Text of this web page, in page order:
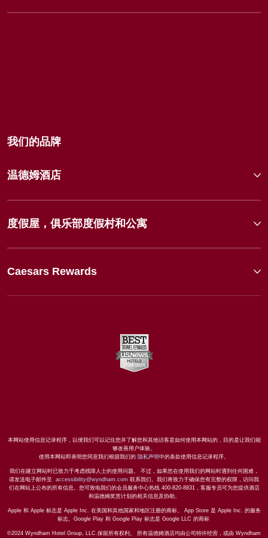
我们的品牌
温德姆酒店
度假屋，俱乐部度假村和公寓
Caesars Rewards
本网站使用信息记录程序，以便我们可以记住您并了解您和其他访客是如何使用本网站的，目的是让我们能
够改善用户体验。
使用本网站即表明您同意我们根据我们的 隐私声明中的条款使用信息记录程序。
我们在建立网站时已致力于考虑残障人士的使用问题。 不过，如果您在使用我们的网站时遇到任何困难，
请发送电子邮件至 accessibility@wyndham.com 联系我们。我们将致力于确保您有完整的权限，访问我
们在网站上公布的所有信息。您可致电我们的会员服务中心热线 400-820-8831，客服专员可为您提供酒店
和温德姆奖赏计划的相关信息及协助。
Apple 和 Apple 标志是 Apple Inc. 在美国和其他国家和地区注册的商标。 App Store 是 Apple Inc. 的服务
标志。Google Play 和 Google Play 标志是 Google LLC 的商标
©2024 Wyndham Hotel Group, LLC.保留所有权利。 所有温德姆酒店均由公司特许经营，或由 Wyndham